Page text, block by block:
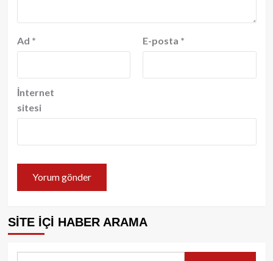
Ad * E-posta *
İnternet
sitesi
SİTE İÇİ HABER ARAMA